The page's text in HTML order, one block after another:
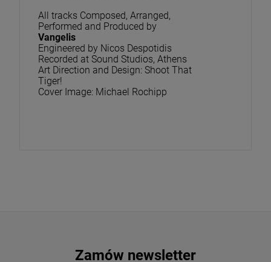
All tracks Composed, Arranged,
Performed and Produced by
Vangelis
Engineered by Nicos Despotidis
Recorded at Sound Studios, Athens
Art Direction and Design: Shoot That
Tiger!
Cover Image: Michael Rochipp
Zamów newsletter